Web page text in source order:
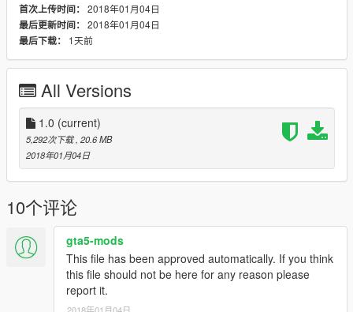
首次上传时间： 2018年01月04日
最后更新时间： 2018年01月04日
最后下载：
1天前
All Versions
1.0 (current)
5,292次下载 , 20.6 MB
2018年01月04日
10个评论
gta5-mods
This file has been approved automatically. If you think
this file should not be here for any reason please
report it.
2018年01月04日